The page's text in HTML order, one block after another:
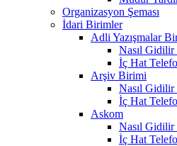
Organizasyon Şeması
İdari Birimler
Adli Yazışmalar
Nasıl Gidilir
İç Hat
Arşiv Birimi
Nasıl Gidilir
İç Hat
Askom
Nasıl Gidilir
İç Hat